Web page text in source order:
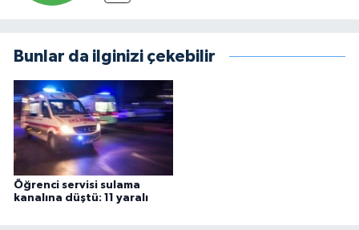
Bunlar da ilginizi çekebilir
Öğrenci servisi sulama
kanalına düştü: 11 yaralı